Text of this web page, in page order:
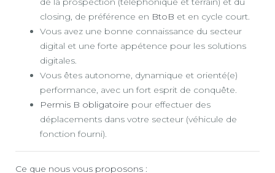
closing, de préférence en BtoB et en cycle court.
Vous avez une bonne connaissance du secteur
digital et une forte appétence pour les solutions
digitales.
Vous êtes autonome, dynamique et orienté(e)
performance, avec un fort esprit de conquête.
Permis B obligatoire pour effectuer des
déplacements dans votre secteur (véhicule de
fonction fourni).
Ce que nous vous proposons :